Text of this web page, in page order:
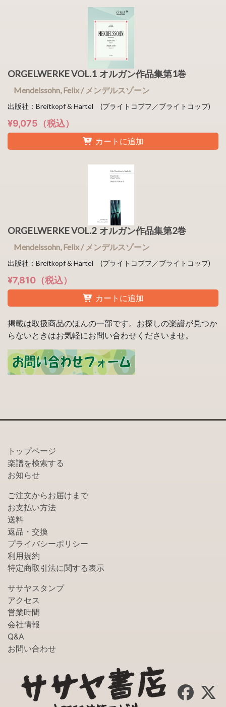
ORGELWERKE VOL.1 オルガン作品集第1巻
Mendelssohn, Felix / メンデルスゾーン
出版社：Breitkopf & Hartel (ブライトコプフ／ブライトコップ)
¥9,075（税込）
カートに追加
ORGELWERKE VOL.2 オルガン作品集第2巻
Mendelssohn, Felix / メンデルスゾーン
出版社：Breitkopf & Hartel (ブライトコプフ／ブライトコップ)
¥7,810（税込）
カートに追加
掲載は取扱商品のほんの一部です。お探しの楽譜が見つか
らないときはお気軽にお問い合わせくださいませ。
トップページ
楽譜を検索する
お知らせ
ご注文からお届けまで
お支払い方法
送料
返品・交換
プライバシーポリシー
利用規約
特定商取引法に関する表示
ササヤスタンプ
アクセス
営業時間
会社情報
Q&A
お問い合わせ